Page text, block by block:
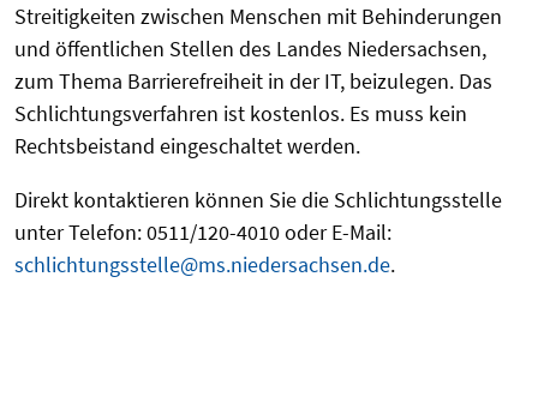
Streitigkeiten zwischen Menschen mit Behinderungen
und öffentlichen Stellen des Landes Niedersachsen,
zum Thema Barrierefreiheit in der IT, beizulegen. Das
Schlichtungsverfahren ist kostenlos. Es muss kein
Rechtsbeistand eingeschaltet werden.
Direkt kontaktieren können Sie die Schlichtungsstelle
unter Telefon: 0511/120-4010 oder E-Mail:
schlichtungsstelle@ms.niedersachsen.de.